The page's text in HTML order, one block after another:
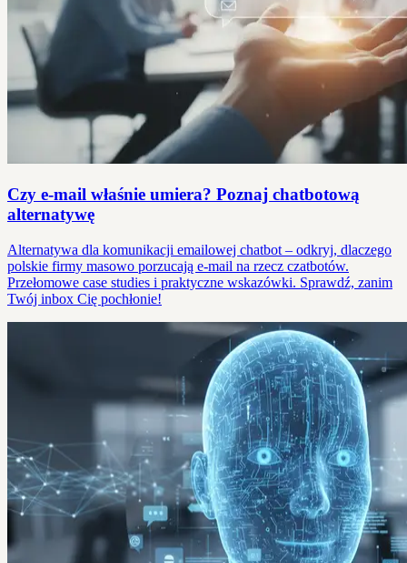
Czy e-mail właśnie umiera? Poznaj chatbotową
alternatywę
Alternatywa dla komunikacji emailowej chatbot – odkryj, dlaczego
polskie firmy masowo porzucają e-mail na rzecz czatbotów.
Przełomowe case studies i praktyczne wskazówki. Sprawdź, zanim
Twój inbox Cię pochłonie!